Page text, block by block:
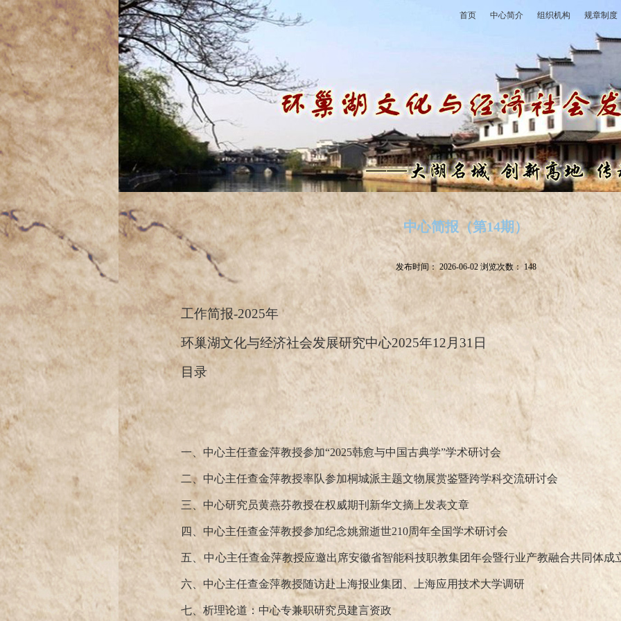
首页 中心简介 组织机构 规章制度
中心简报（第14期）
发布时间： 2026-06-02 浏览次数： 148
工作简报-2025年
环巢湖文化与经济社会发展研究中心2025年12 月 31 日
目录
一、中心主任查金萍教授参加“2025韩愈与中国古典学”学术研讨会
二、中心主任查金萍教授率队参加桐城派主题文物展赏鉴暨跨学科交流研讨会
三、中心研究员黄燕芬教授在权威期刊新华文摘上发表文章
四、中心主任查金萍教授参加纪念姚鼐逝世210周年全国学术研讨会
五、中心主任查金萍教授应邀出席安徽省智能科技职教集团年会暨行业产教融合共同体成
六、中心主任查金萍教授随访赴上海报业集团、上海应用技术大学调研
七、析理论道：中心专兼职研究员建言资政